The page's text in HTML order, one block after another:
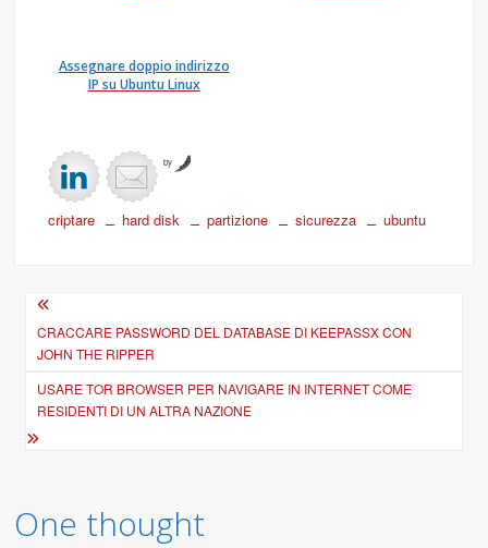
Assegnare doppio indirizzo
IP su Ubuntu Linux
by
criptare hard disk partizione sicurezza ubuntu
Navigazione
articoli
CRACCARE PASSWORD DEL DATABASE DI KEEPASSX CON
JOHN THE RIPPER
USARE TOR BROWSER PER NAVIGARE IN INTERNET COME
RESIDENTI DI UN ALTRA NAZIONE
One thought